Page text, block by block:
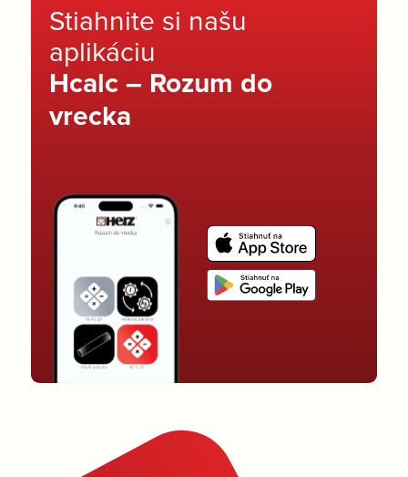
Stiahnite si našu
aplikáciu
Hcalc – Rozum do
vrecka